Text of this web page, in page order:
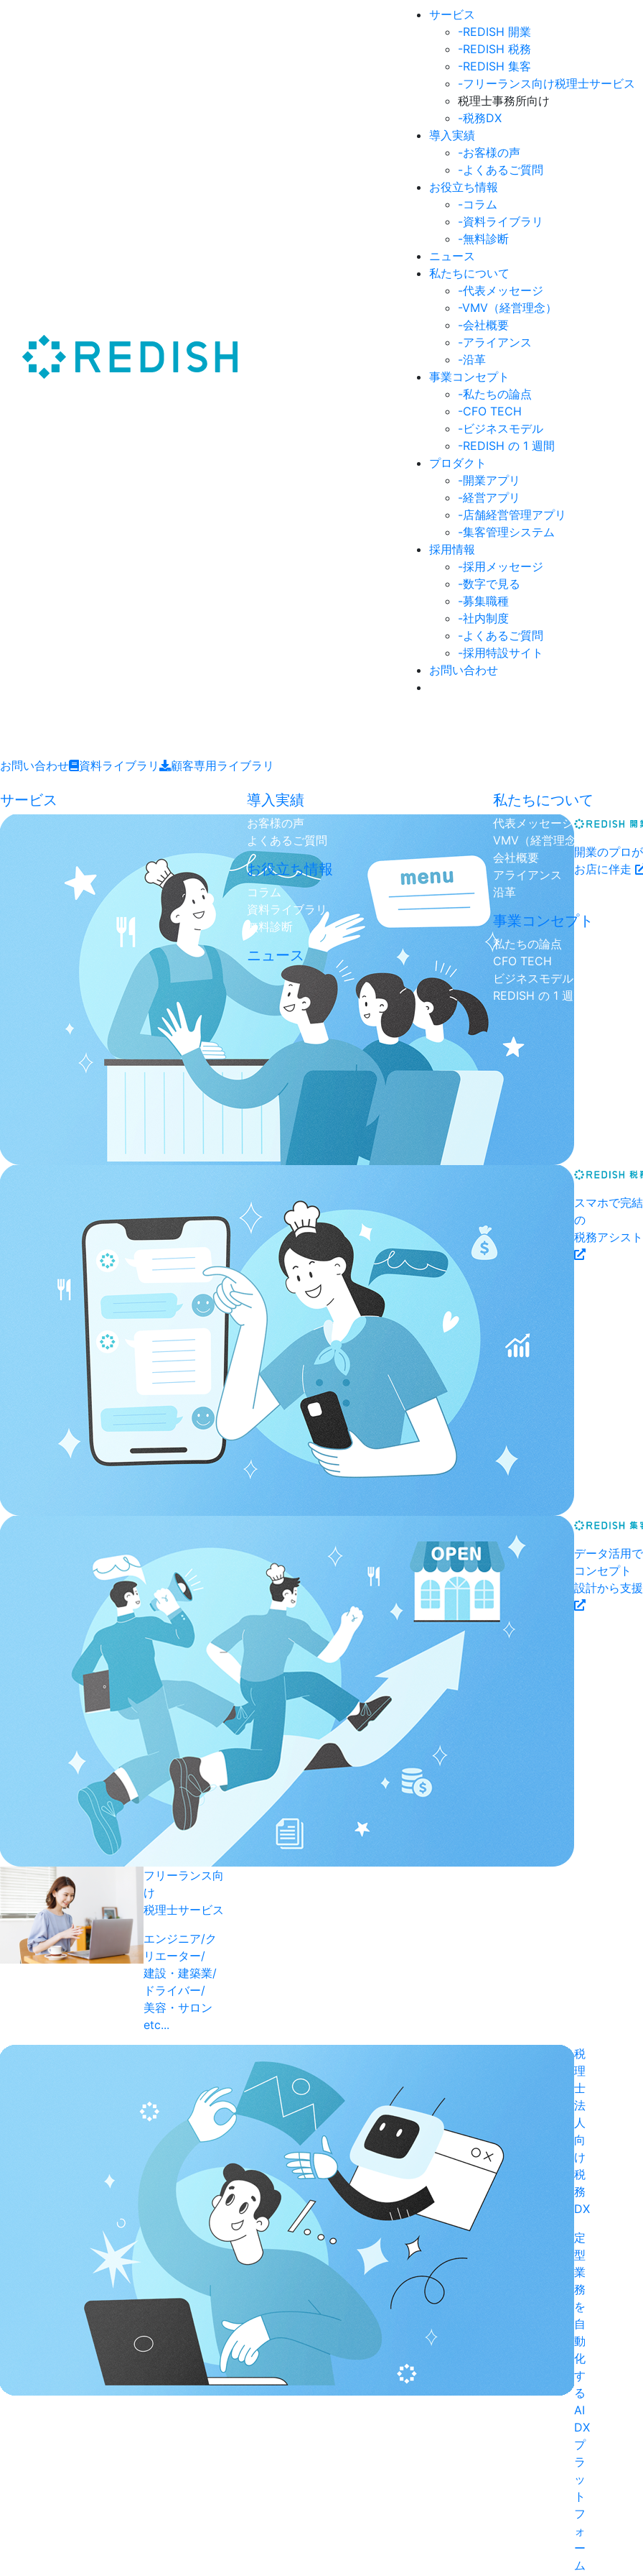
サービス
-REDISH 開業
-REDISH 税務
-REDISH 集客
-フリーランス向け税理士サービス
税理士事務所向け
-税務DX
導入実績
-お客様の声
-よくあるご質問
お役立ち情報
-コラム
-資料ライブラリ
-無料診断
ニュース
私たちについて
-代表メッセージ
-VMV（経営理念）
-会社概要
-アライアンス
-沿革
事業コンセプト
-私たちの論点
-CFO TECH
-ビジネスモデル
-REDISH の 1 週間
プロダクト
-開業アプリ
-経営アプリ
-店舗経営管理アプリ
-集客管理システム
採用情報
-採用メッセージ
-数字で見る
-募集職種
-社内制度
-よくあるご質問
-採用特設サイト
お問い合わせ
お問い合わせ 資料ライブラリ 顧客専用ライブラリ
サービス
開業のプロが
お店に伴走
スマホで完結
の
税務アシスト
データ活用で
コンセプト
設計から支援
フリーランス向
け
税理士サービス
エンジニア/ク
リエーター/
建設・建築業/
ドライバー/
美容・サロン
etc...
税
理
士
法
人
向
け
税
務
DX
定
型
業
務
を
自
動
化
す
る
AI
DX
プ
ラ
ッ
ト
フ
ォ
ー
ム
導入実績
お客様の声
よくあるご質問
お役立ち情報
コラム
資料ライブラリ
無料診断
ニュース
私たちについて
代表メッセージ
VMV（経営理念）
会社概要
アライアンス
沿革
事業コンセプト
私たちの論点
CFO TECH
ビジネスモデル
REDISH の 1 週間